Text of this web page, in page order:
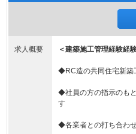
求人概要 ＜建築施工管理経験経
◆RC造の共同住宅新築
◆社員の方の指示のも
す
◆各業者との打ち合わ